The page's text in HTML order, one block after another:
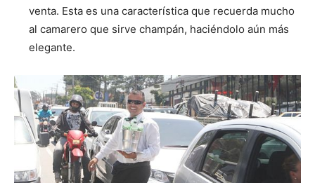
venta. Esta es una característica que recuerda mucho
al camarero que sirve champán, haciéndolo aún más
elegante.